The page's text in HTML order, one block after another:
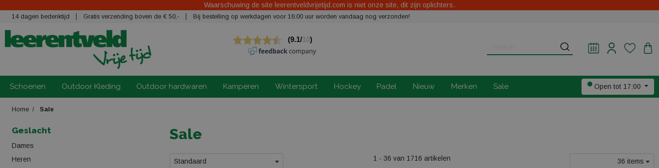
Waarschuwing de site leerentveldvrijetijd.com is niet onze site, dit zijn oplichters.
14 dagen bedenktijd Gratis verzending boven de € 50,- Bij bestelling op werkdagen voor 16:00 uur worden vandaag nog verzonden!
Schoenen Outdoor Kleding Outdoor hardwaren Kamperen Wintersport Hockey Padel Nieuw Merken Sale Open tot 17:00
Home Sale
Geslacht
Dames
Heren
Sale
Standaard 1 - 36 van 1716 artikelen 36 items